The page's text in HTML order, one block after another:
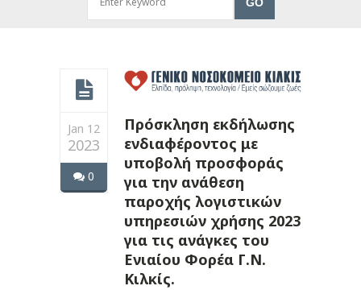
Jan 12
2023
0
Πρόσκληση εκδήλωσης
ενδιαφέροντος με
υποβολή προσφοράς
για την ανάθεση
παροχής λογιστικών
υπηρεσιών χρήσης 2023
για τις ανάγκες του
Ενιαίου Φορέα Γ.Ν.
Κιλκίς.